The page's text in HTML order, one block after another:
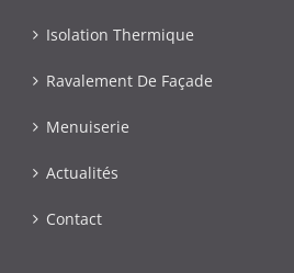
Isolation Thermique
Ravalement De Façade
Menuiserie
Actualités
Contact